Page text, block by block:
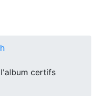
certifs